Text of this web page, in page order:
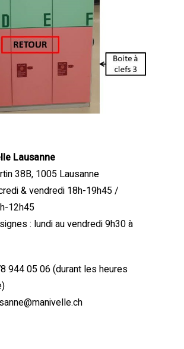
Lausanne
38B, 1005 Lausanne
& vendredi 18h-19h45 /
12h45
: lundi au vendredi 9h30 à
944 05 06(durant les heures